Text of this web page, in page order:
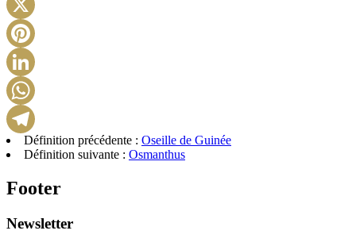
Telegram
Définition précédente : Oseille de Guinée
Définition suivante : Osmanthus
Footer
Newsletter